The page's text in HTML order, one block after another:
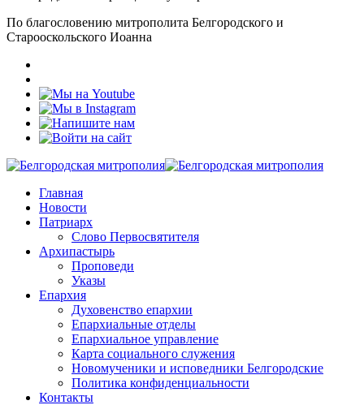
По благословению митрополита Белгородского и
Старооскольского Иоанна
Главная
Новости
Патриарх
Слово Первосвятителя
Архипастырь
Проповеди
Указы
Епархия
Духовенство епархии
Епархиальные отделы
Епархиальное управление
Карта социального служения
Новомученики и исповедники Белгородские
Политика конфиденциальности
Контакты